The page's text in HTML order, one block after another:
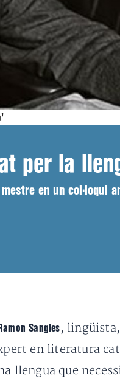
per la
en un col·loqui
Ramon Sangles ,
en literatura
llengua que